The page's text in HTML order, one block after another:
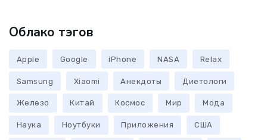
Облако тэгов
Apple Google iPhone NASA Relax
Samsung Xiaomi Анекдоты Диетологи
Железо Китай Космос Мир Мода
Наука Ноутбуки Приложения США